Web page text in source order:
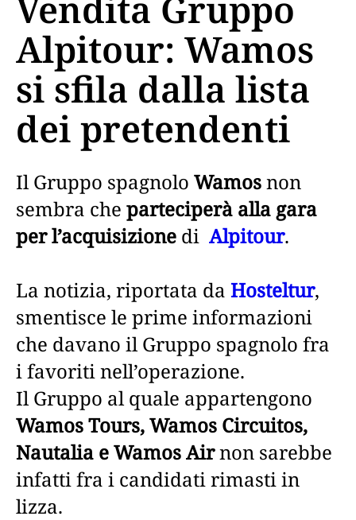
Alpitour: Wamos
si sfila dalla lista
dei pretendenti
Il Gruppo spagnolo Wamosnon
sembra che parteciperà alla gara
per l’acquisizione di Alpitour.
La notizia, riportata da Hosteltur,
smentisce le prime informazioni
che davano il Gruppo spagnolo fra
i favoriti nell’operazione.
Il Gruppo al quale appartengono
Wamos Tours, Wamos Circuitos,
Nautalia e Wamos Airnon sarebbe
infatti fra i candidati rimasti in
lizza.